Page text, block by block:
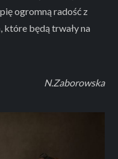
ogromną radość z
będą trwały na
N.Zaborowska